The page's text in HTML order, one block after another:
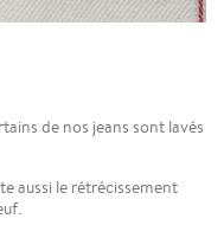
de nos jeans sont lavés
aussi le rétrécissement